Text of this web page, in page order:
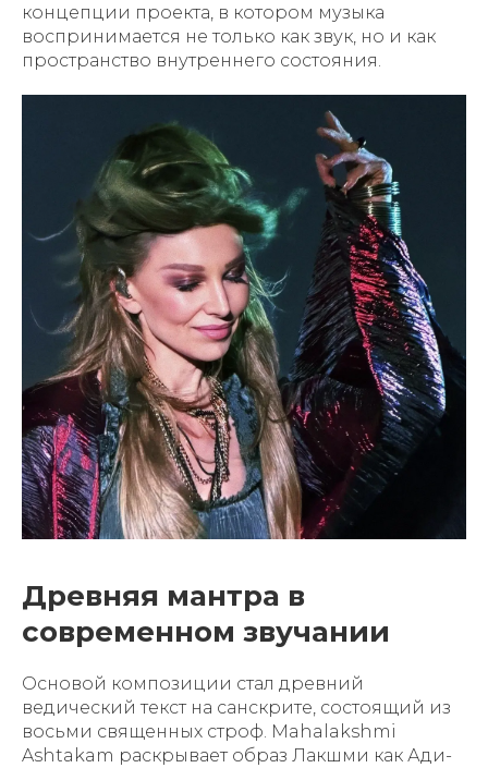
концепции проекта, в котором музыка
воспринимается не только как звук, но и как
пространство внутреннего состояния.
Древняя мантра в
современном звучании
Основой композиции стал древний
ведический текст на санскрите, состоящий из
восьми священных строф. Mahalakshmi
Ashtakam раскрывает образ Лакшми как Ади-